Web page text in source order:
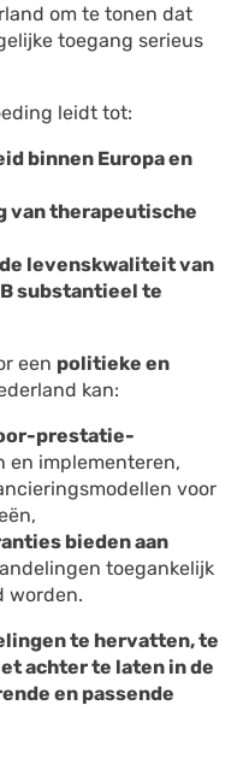
om te tonen dat
toegang serieus
leidt tot:
binnen Europa en
van therapeutische
levenskwaliteit van
substantieel te
een politieke en
kan:
prestatie-
en implementeren,
voor
bieden aan
toegankelijk
worden.
te hervatten, te
achter te laten in de
en passende